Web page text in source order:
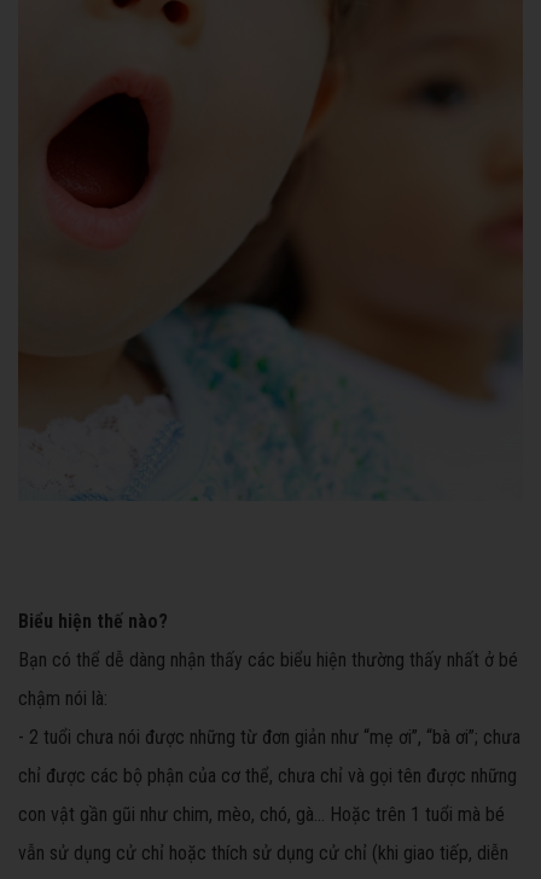
Biểu hiện thế nào?
Bạn có thể dễ dàng nhận thấy các biểu hiện thường thấy nhất ở bé
chậm nói là:
- 2 tuổi chưa nói được những từ đơn giản như “mẹ ơi”, “bà ơi”; chưa
chỉ được các bộ phận của cơ thể, chưa chỉ và gọi tên được những
con vật gần gũi như chim, mèo, chó, gà… Hoặc trên 1 tuổi mà bé
vẫn sử dụng cử chỉ hoặc thích sử dụng cử chỉ (khi giao tiếp, diễn